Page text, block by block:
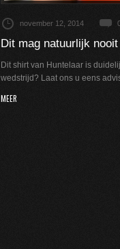
november 12, 2014
Dit mag natuurlijk
Dit shirt van Huntelaar is
wedstrijd? Laat ons u eens
MEER